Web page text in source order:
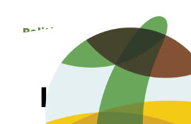
Politique de confidentialité